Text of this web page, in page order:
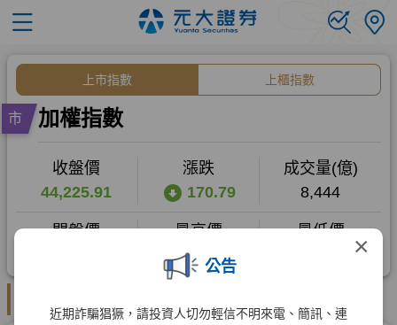
×
公告
近期詐騙猖獗，請投資人切勿輕信不明來電、簡訊、連